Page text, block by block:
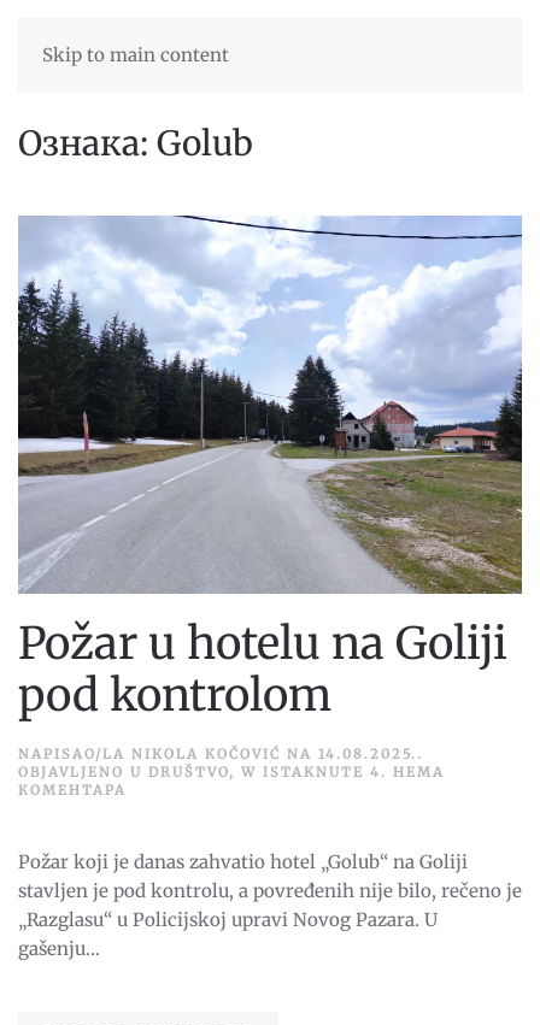
Skip to main content
Ознака: Golub
Požar u hotelu na Goliji
pod kontrolom
NAPISAO/LA NIKOLA KOČOVIĆ NA 14.08.2025. .
OBJAVLJENO U DRUŠTVO, W ISTAKNUTE 4 . НЕМА
КОМЕНТАРА
NA
GOLIJI
POD
KONTROLOM
Požar koji je danas zahvatio hotel „Golub“ na Goliji
stavljen je pod kontrolu, a povređenih nije bilo, rečeno je
„Razglasu“ u Policijskoj upravi Novog Pazara. U
gašenju...